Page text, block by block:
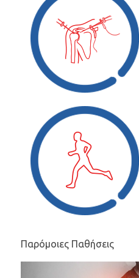
Παρόμοιες Παθήσεις